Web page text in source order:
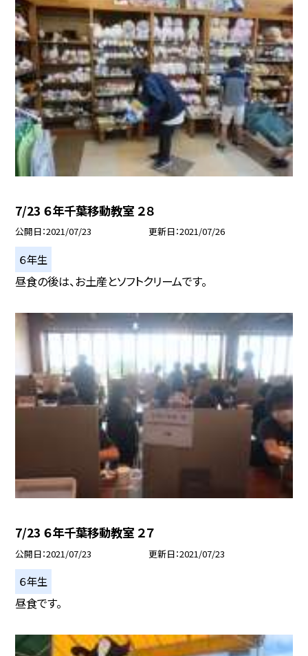
7/23 ６年千葉移動教室 ２８
公開日 2021/07/23 更新日 2021/07/26
６年生
昼食の後は、お土産とソフトクリームです。
7/23 ６年千葉移動教室 ２７
公開日 2021/07/23 更新日 2021/07/23
６年生
昼食です。